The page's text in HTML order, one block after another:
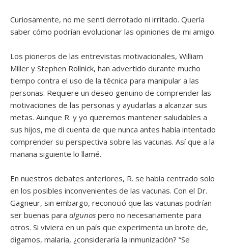
Curiosamente, no me sentí derrotado ni irritado. Quería
saber cómo podrían evolucionar las opiniones de mi amigo.
Los pioneros de las entrevistas motivacionales, William
Miller y Stephen Rollnick, han advertido durante mucho
tiempo contra el uso de la técnica para manipular a las
personas. Requiere un deseo genuino de comprender las
motivaciones de las personas y ayudarlas a alcanzar sus
metas. Aunque R. y yo queremos mantener saludables a
sus hijos, me di cuenta de que nunca antes había intentado
comprender su perspectiva sobre las vacunas. Así que a la
mañana siguiente lo llamé.
En nuestros debates anteriores, R. se había centrado solo
en los posibles inconvenientes de las vacunas. Con el Dr.
Gagneur, sin embargo, reconoció que las vacunas podrían
ser buenas para algunos pero no necesariamente para
otros. Si viviera en un país que experimenta un brote de,
digamos, malaria, ¿consideraría la inmunización? “Se